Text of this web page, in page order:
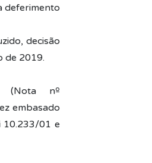
deferimento
decisão
de 2019.
(Nota nº
embasado
10.233/01 e